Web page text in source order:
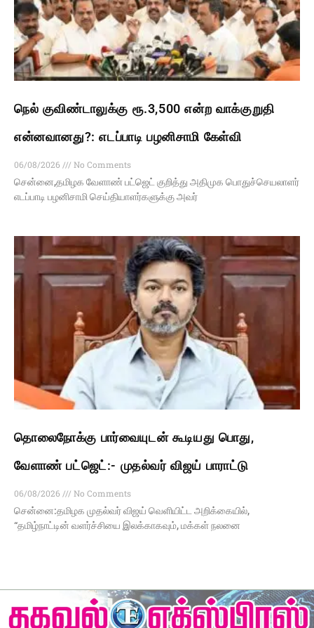
நெல் குவிண்டாலுக்கு ரூ.3,500 என்ற வாக்குறுதி
என்னவானது?: எடப்பாடி பழனிசாமி கேள்வி
06/08/2026
No Comments
சென்னை,தமிழக வேளாண் பட்ஜெட் குறித்து அதிமுக பொதுச்செயலாளர்
எடப்பாடி பழனிசாமி செய்தியாளர்களுக்கு அவர்
தொலைநோக்கு பார்வையுடன் கூடியது பொது,
வேளாண் பட்ஜெட்:- முதல்வர் விஜய் பாராட்டு
06/08/2026
No Comments
சென்னை:தமிழக முதல்வர் விஜய் வெளியிட்ட அறிக்கையில்,
“தமிழ்நாட்டின் வளர்ச்சியை இலக்காகவும், மக்கள் நலனை